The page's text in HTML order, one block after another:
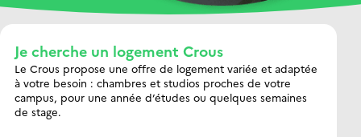
Je cherche un logement Crous
Le Crous propose une offre de logement variée et adaptée
à votre besoin : chambres et studios proches de votre
campus, pour une année d’études ou quelques semaines
de stage.